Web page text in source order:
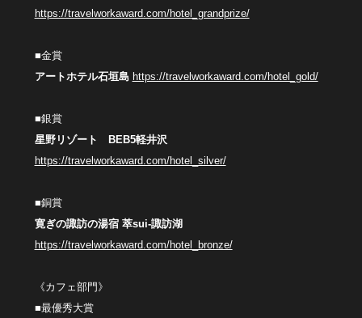
https://travelworkaward.com/hotel_grandprize/
■金賞
アートホテル石垣島 https://travelworkaward.com/hotel_gold/
■銀賞
星野リゾート BEB5軽井沢
https://travelworkaward.com/hotel_silver/
■銅賞
寛ぎの諏訪の湯宿 萃sui-諏訪湖
https://travelworkaward.com/hotel_bronze/
《カフェ部門》
■最優秀大賞